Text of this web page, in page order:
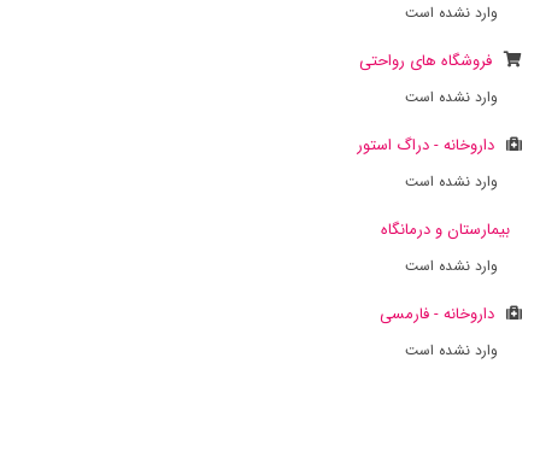
وارد نشده است
فروشگاه های رواحتی
وارد نشده است
داروخانه - دراگ استور
وارد نشده است
بیمارستان و درمانگاه
وارد نشده است
داروخانه - فارمسی
وارد نشده است